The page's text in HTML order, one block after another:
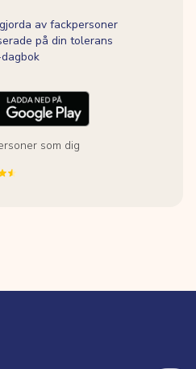
av fackpersoner
på din tolerans
som dig